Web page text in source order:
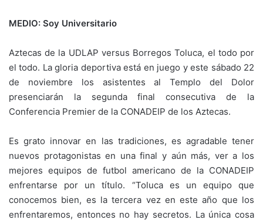
MEDIO: Soy Universitario
Aztecas de la UDLAP versus Borregos Toluca, el todo por
el todo. La gloria deportiva está en juego y este sábado 22
de noviembre los asistentes al Templo del Dolor
presenciarán la segunda final consecutiva de la
Conferencia Premier de la CONADEIP de los Aztecas.
Es grato innovar en las tradiciones, es agradable tener
nuevos protagonistas en una final y aún más, ver a los
mejores equipos de futbol americano de la CONADEIP
enfrentarse por un título. “Toluca es un equipo que
conocemos bien, es la tercera vez en este año que los
enfrentaremos, entonces no hay secretos. La única cosa